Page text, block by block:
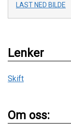
LAST NED BILDE
Lenker
Skift
Om oss: